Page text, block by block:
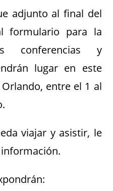
adjunto al final del
formulario para la
conferencias y
lugar en este
entre el 1 al
viajar y asistir, le